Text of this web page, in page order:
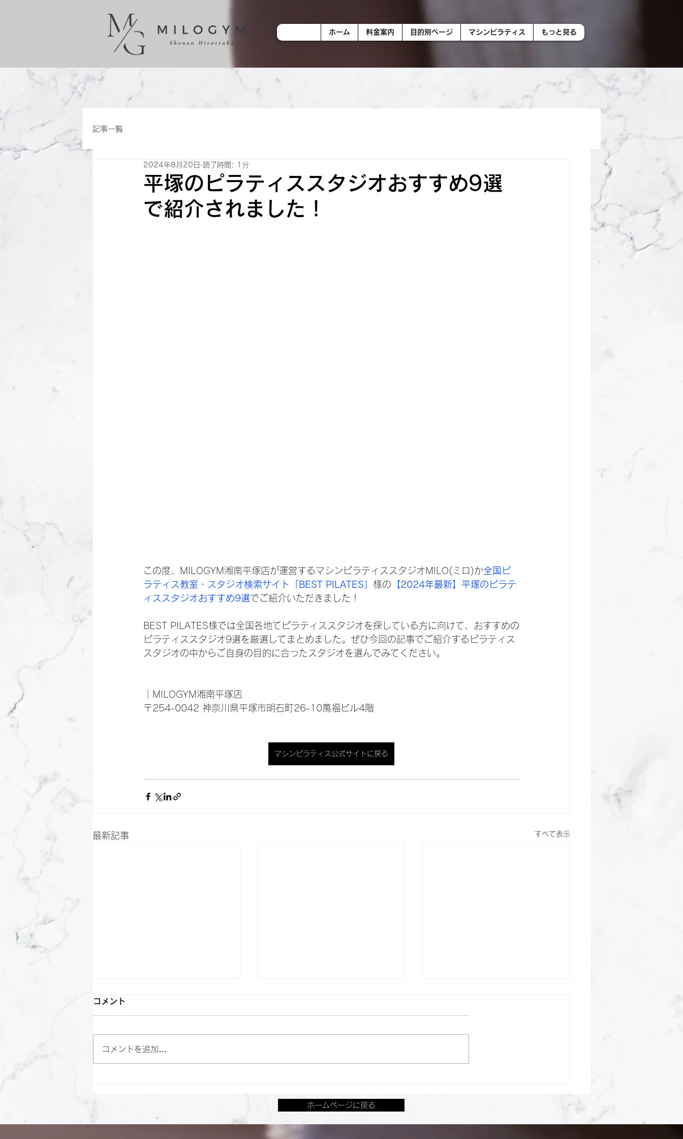
ホーム 料金案内 目的別ページ マシンピラティス もっと見る
記事一覧
平塚のピラティススタジオおすすめ9選
で紹介されました！
2024年8月20日 読了時間: 1分
この度、MILOGYM湘南平塚店が運営するマシンピラティススタジオMILO(ミロ)か全国ピ
ラティス教室・スタジオ検索サイト「BEST PILATES」 様の 【2024年最新】平塚のピラテ
ィススタジオおすすめ9選でご紹介いただきました！
BEST PILATES様では全国各地てピラティススタジオを探している方に向けて、おすすめの
ピラティススタジオ9選を厳選してまとめました。ぜひ今回の記事でご紹介するピラティス
スタジオの中からご自身の目的に合ったスタジオを選んでみてください。
｜MILOGYM湘南平塚店
〒254-0042 神奈川県平塚市明石町26-10萬福ビル4階
マシンピラティス公式サイトに戻る
最新記事 すべて表示
ムセレ」に掲載されました！
容・体型改善のサービス＆メ
コメント
コメントを追加…
ホームページに戻る